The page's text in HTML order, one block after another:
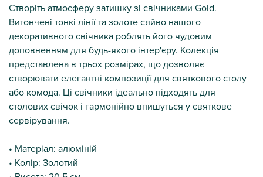
Створіть атмосферу затишку зі свічниками Gold.
Витончені тонкі лінії та золоте сяйво нашого
декоративного свічника роблять його чудовим
доповненням для будь-якого інтер'єру. Колекція
представлена ​​в трьох розмірах, що дозволяє
створювати елегантні композиції для святкового столу
або комода. Ці свічники ідеально підходять для
столових свічок і гармонійно впишуться у святкове
сервірування.
• Матеріал: алюміній
• Колір: Золотий